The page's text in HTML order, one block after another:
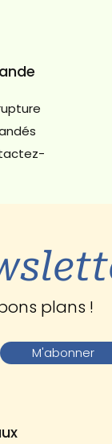
plans !
M'abonner